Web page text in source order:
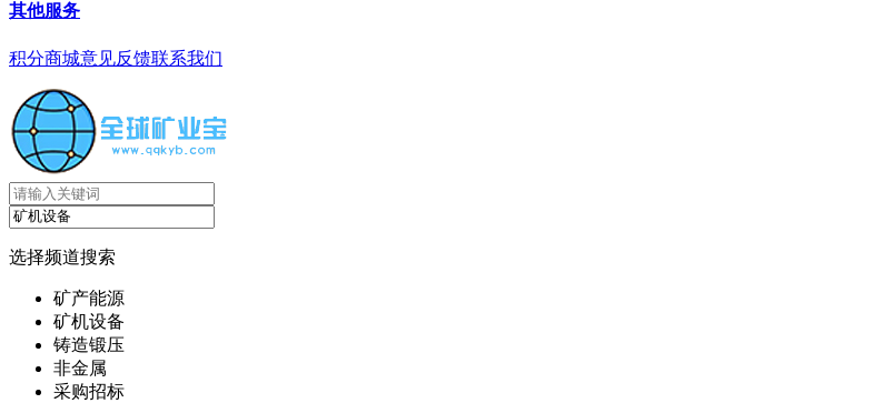
其他服务
积分商城意见反馈联系我们
选择频道搜索
矿产能源
矿机设备
铸造锻压
非金属
采购招标